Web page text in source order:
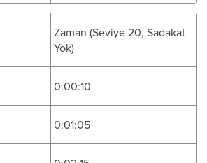
Zaman (Seviye 20, Sadakat
Yok)
0:00:10
0:01:05